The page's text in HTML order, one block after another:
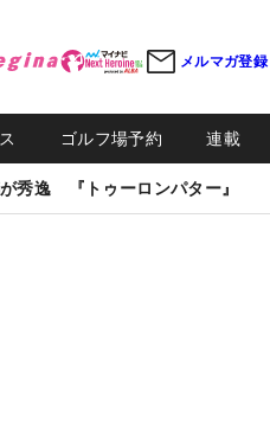
メルマガ登録
ゴルフ場予約 連載
秀逸 『トゥーロンパター』